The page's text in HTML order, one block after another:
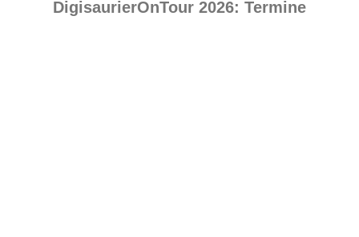
DigisaurierOnTour 2026: Termine